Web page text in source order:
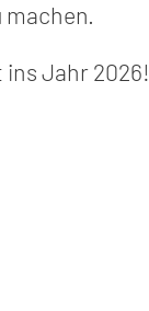
machen.
ins Jahr 2026!